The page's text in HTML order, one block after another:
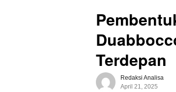
Terdepan
Redaksi Analisa
April 21, 2025